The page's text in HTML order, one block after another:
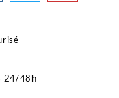
24/48h